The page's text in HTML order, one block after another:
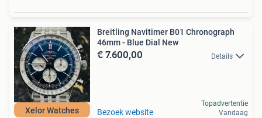
Xelor Watches
Breitling Navitimer B01 Chronograph
46mm - Blue Dial New
€ 7.600,00 Details
Bezoek website
Topadvertentie
Vandaag